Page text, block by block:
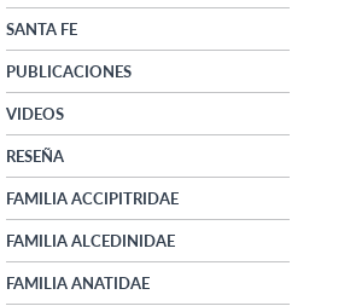
SANTA FE
PUBLICACIONES
VIDEOS
RESEÑA
FAMILIA ACCIPITRIDAE
FAMILIA ALCEDINIDAE
FAMILIA ANATIDAE